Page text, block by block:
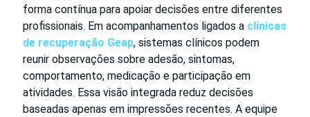
forma contínua para apoiar decisões entre diferentes
profissionais. Em acompanhamentos ligados a clínicas
de recuperação Geap, sistemas clínicos podem
reunir observações sobre adesão, sintomas,
comportamento, medicação e participação em
atividades. Essa visão integrada reduz decisões
baseadas apenas em impressões recentes. A equipe